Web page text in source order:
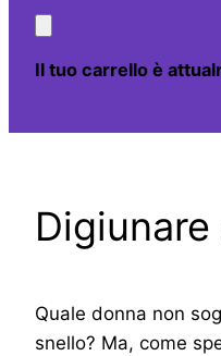
Il tuo carrello è
Quale donna non
snello? Ma, come